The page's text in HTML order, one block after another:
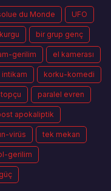
du Monde UFO
bir grup genç
gerilim el kamerası
intikam korku-komedi
paralel evren
apokaliptik
virüs tek mekan
gerilim